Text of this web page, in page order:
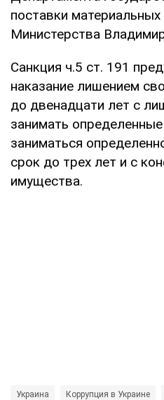
поставки материальных
Министерства
Санкция ч.5 ст. 191
наказание лишением
до двенадцати лет с
занимать
заниматься
срок до трех лет и с
имущества.
Украина Коррупция в Украине